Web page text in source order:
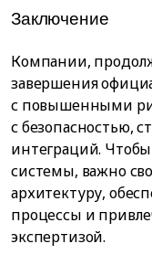
Заключение
Компании,
завершения
с повышенными
с безопасностью,
интеграций.
системы, важно
архитектуру,
процессы и
экспертизой.